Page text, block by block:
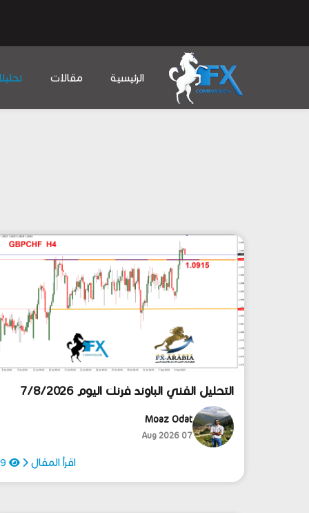
الرئيسية مقالات
التحليل الفني الباوند فرنك اليوم 7/8/2026
Moaz Odat
07 Aug 2026
اقرأ المقال 9